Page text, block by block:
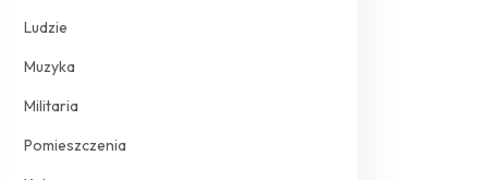
Ludzie
Muzyka
Militaria
Pomieszczenia